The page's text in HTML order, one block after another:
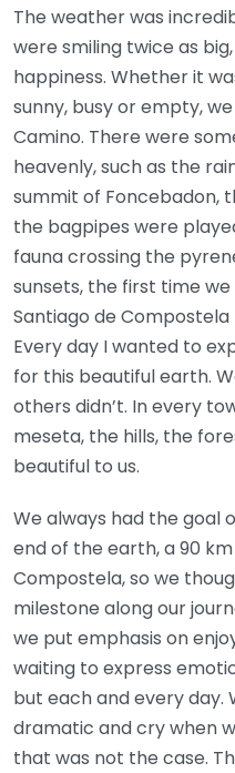
The weather was
were smiling twice as
happiness. Whether it
sunny, busy or empty,
Camino. There were
heavenly, such as the
summit of Foncebadon,
the bagpipes were
fauna crossing the
sunsets, the first time
Santiago de
Every day I wanted to
for this beautiful earth.
others didn’t. In every
meseta, the hills, the
beautiful to us.
We always had the goal
end of the earth, a 90
Compostela, so we
milestone along our
we put emphasis on
waiting to express
but each and every day.
dramatic and cry when
that was not the case.